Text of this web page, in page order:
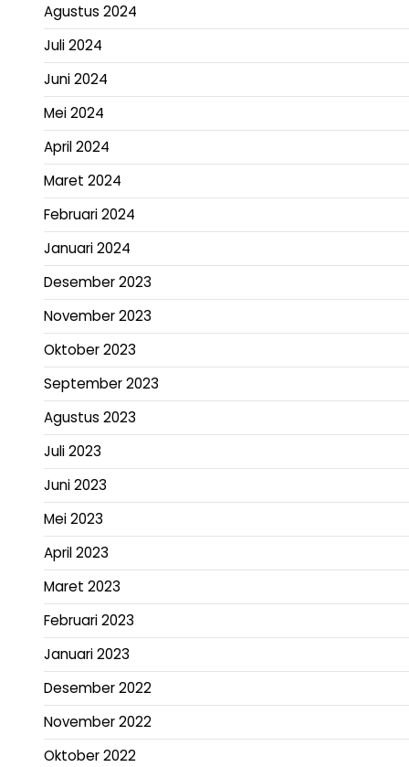
Agustus 2024
Juli 2024
Juni 2024
Mei 2024
April 2024
Maret 2024
Februari 2024
Januari 2024
Desember 2023
November 2023
Oktober 2023
September 2023
Agustus 2023
Juli 2023
Juni 2023
Mei 2023
April 2023
Maret 2023
Februari 2023
Januari 2023
Desember 2022
November 2022
Oktober 2022